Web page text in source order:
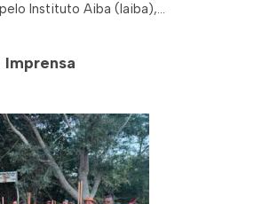
Instituto Aiba (Iaiba),...